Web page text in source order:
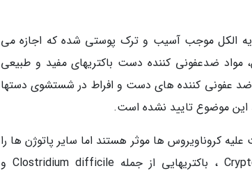
الکل موجب آسیب و ترک پوستی شده که اجازه می
مواد ضدعفونی کننده دست باکتریهای مفید و طبیعی
ضد عفونی کننده های دست و افراط در شستشوی دستها
این موضوع تایید نشده است.
کروناویروس ها موثر هستند اما سایر پاتوژن ها را
از بین نمی برند. موارد استثنا شامل انگلهایی مانند Cryptosporidium ، باکتریهایی از جمله Clostridium difficile و